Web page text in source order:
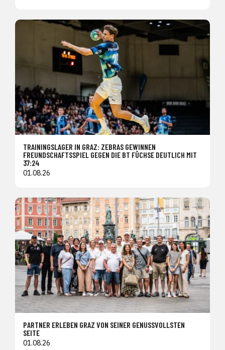
TRAININGSLAGER IN GRAZ: ZEBRAS GEWINNEN
FREUNDSCHAFTSSPIEL GEGEN DIE BT FÜCHSE DEUTLICH MIT
37:24
01.08.26
PARTNER ERLEBEN GRAZ VON SEINER GENUSSVOLLSTEN
SEITE
01.08.26